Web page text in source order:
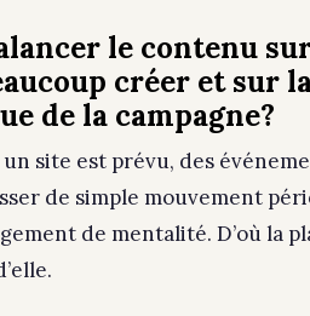
le contenu
créer et sur
de la campagne?
site est prévu, des
de simple mouvement
de mentalité. D’où la